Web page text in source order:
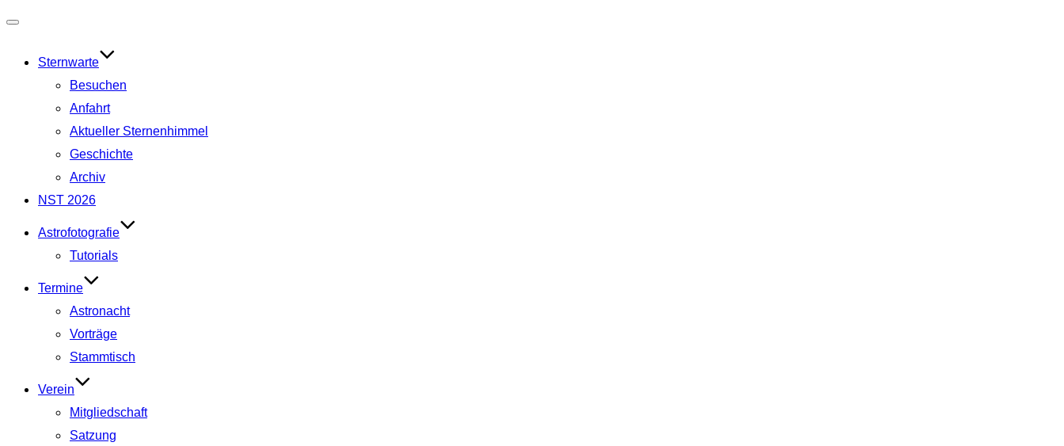
umschalten
Sternwarte
Besuchen
Anfahrt
Aktueller Sternenhimmel
Geschichte
Archiv
NST 2026
Astrofotografie
Tutorials
Termine
Astronacht
Vorträge
Stammtisch
Verein
Mitgliedschaft
Satzung